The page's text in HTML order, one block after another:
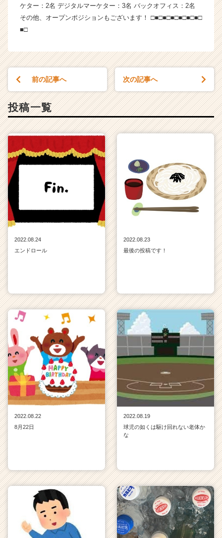
キ
ャ
e
e
r）
ケター：2名 デジタルマーケター：3名 バックオフィス：2名
その他、オープンポジションもございます！ □■□■□■□■□■□■□
■□
前の記事へ 次の記事へ
投稿一覧
2022.08.24
エンドロール
2022.08.23
最後の投稿です！
2022.08.22
8月22日
2022.08.19
球児の如くは駆け回れない老体か
な